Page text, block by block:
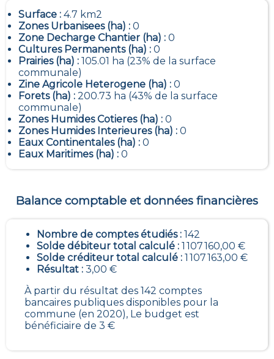
Surface : 4.7 km2
Zones Urbanisees (ha) : 0
Zone Decharge Chantier (ha) : 0
Cultures Permanents (ha) : 0
Prairies (ha) : 105.01 ha (23% de la surface
communale)
Zine Agricole Heterogene (ha) : 0
Forets (ha) : 200.73 ha (43% de la surface
communale)
Zones Humides Cotieres (ha) : 0
Zones Humides Interieures (ha) : 0
Eaux Continentales (ha) : 0
Eaux Maritimes (ha) : 0
Balance comptable et données financières
Nombre de comptes étudiés : 142
Solde débiteur total calculé : 1 107 160,00 €
Solde créditeur total calculé : 1 107 163,00 €
Résultat : 3,00 €
À partir du résultat des 142 comptes
bancaires publiques disponibles pour la
commune (en 2020), Le budget est
bénéficiaire de 3 €